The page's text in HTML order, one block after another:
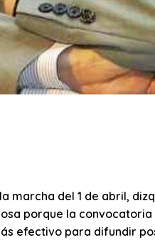
marcha del 1 de abril,
porque la
efectivo para difundir